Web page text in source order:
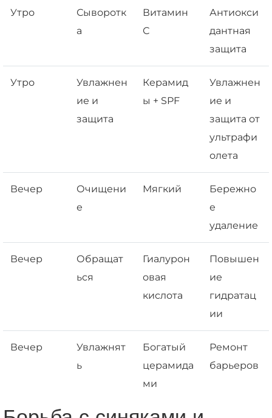
Утро
Сыворотк
а
Витамин
С
Антиокси
дантная
защита
Утро
Увлажнен
ие и
защита
Керамид
ы + SPF
Увлажнен
ие и
защита от
ультрафи
олета
Вечер
Очищени
е
Мягкий
Бережно
е
удаление
Вечер
Обращат
ься
Гиалурон
овая
кислота
Повышен
ие
гидратац
ии
Вечер
Увлажнят
ь
Богатый
церамида
ми
Ремонт
барьеров